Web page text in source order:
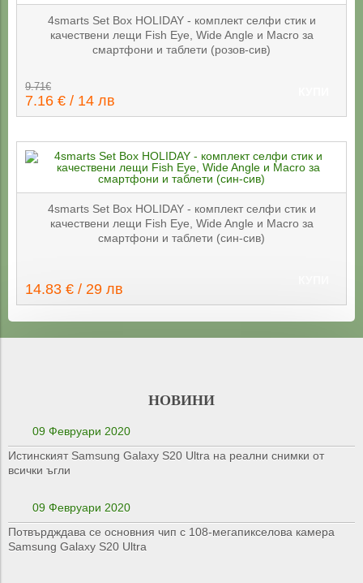
4smarts Set Box HOLIDAY - комплект селфи стик и
качествени лещи Fish Eye, Wide Angle и Macro за
смартфони и таблети (розов-сив)
9.71€
7.16 € / 14 лв
4smarts Set Box HOLIDAY - комплект селфи стик и
качествени лещи Fish Eye, Wide Angle и Macro за
смартфони и таблети (син-сив)
14.83 € / 29 лв
НОВИНИ
09 Февруари 2020
Истинският Samsung Galaxy S20 Ultra на реални снимки от
всички ъгли
09 Февруари 2020
Потвърдждава се основния чип с 108-мегапикселова камера
Samsung Galaxy S20 Ultra